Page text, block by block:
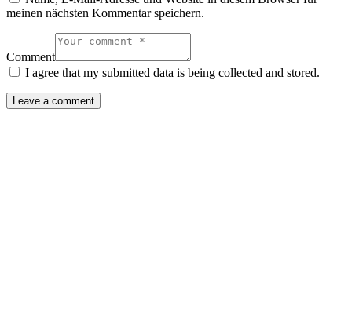
meinen nächsten Kommentar speichern.
Comment
I agree that my submitted data is being collected and stored.